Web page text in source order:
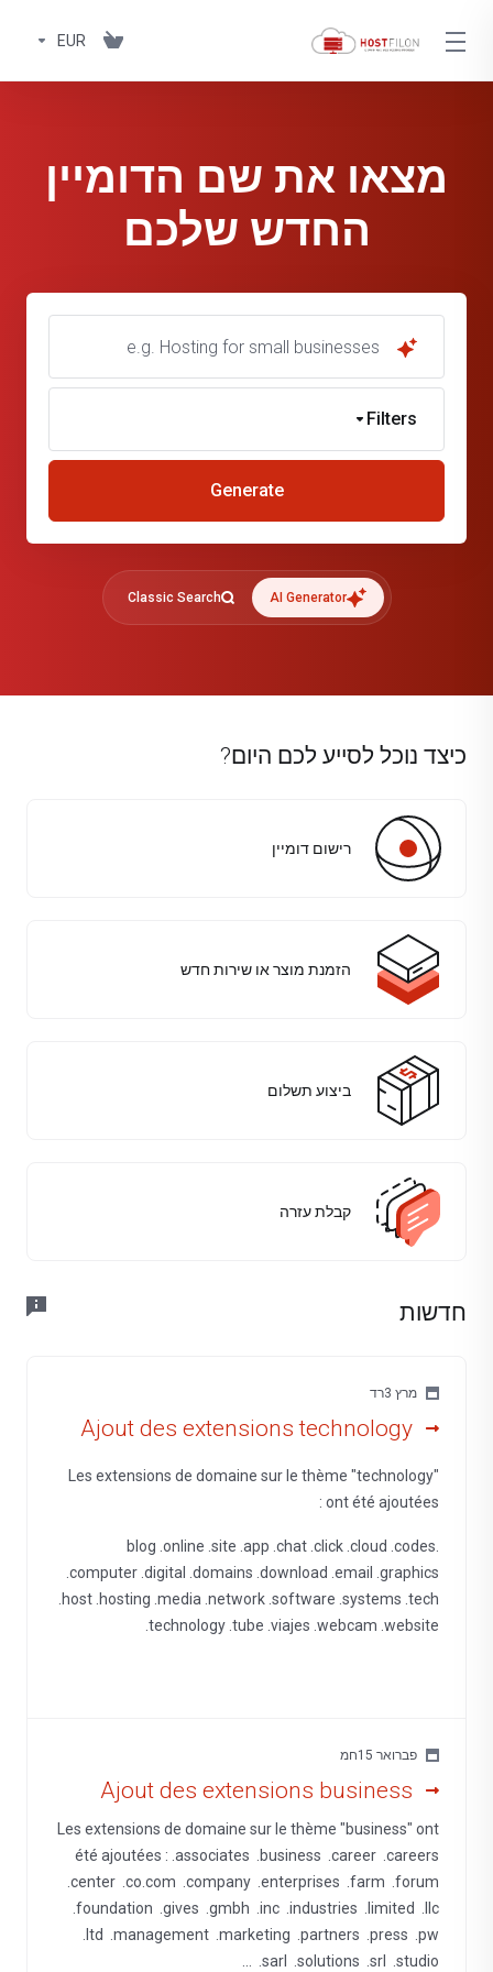
EUR
מצאו את שם הדומיין
החדש שלכם
Filters
Generate
AI Generator
Classic Search
כיצד נוכל לסייע לכם היום?
רישום דומיין
הזמנת מוצר או שירות חדש
ביצוע תשלום
קבלת עזרה
חדשות
מרץ 3רד
Ajout des extensions technology
Les extensions de domaine sur le thème "technology"
ont été ajoutées :
.blog .online .site .app .chat .click .cloud .codes
.computer .digital .domains .download .email .graphics
.host .hosting .media .network .software .systems .tech
.technology .tube .viajes .webcam .website
פברואר 15חמ
Ajout des extensions business
Les extensions de domaine sur le thème "business" ont
été ajoutées : .associates .business .career .careers
.center .co.com .company .enterprises .farm .forum
.foundation .gives .gmbh .inc .industries .limited .llc
.ltd .management .marketing .partners .press .pw
.sarl .solutions .srl .studio ...